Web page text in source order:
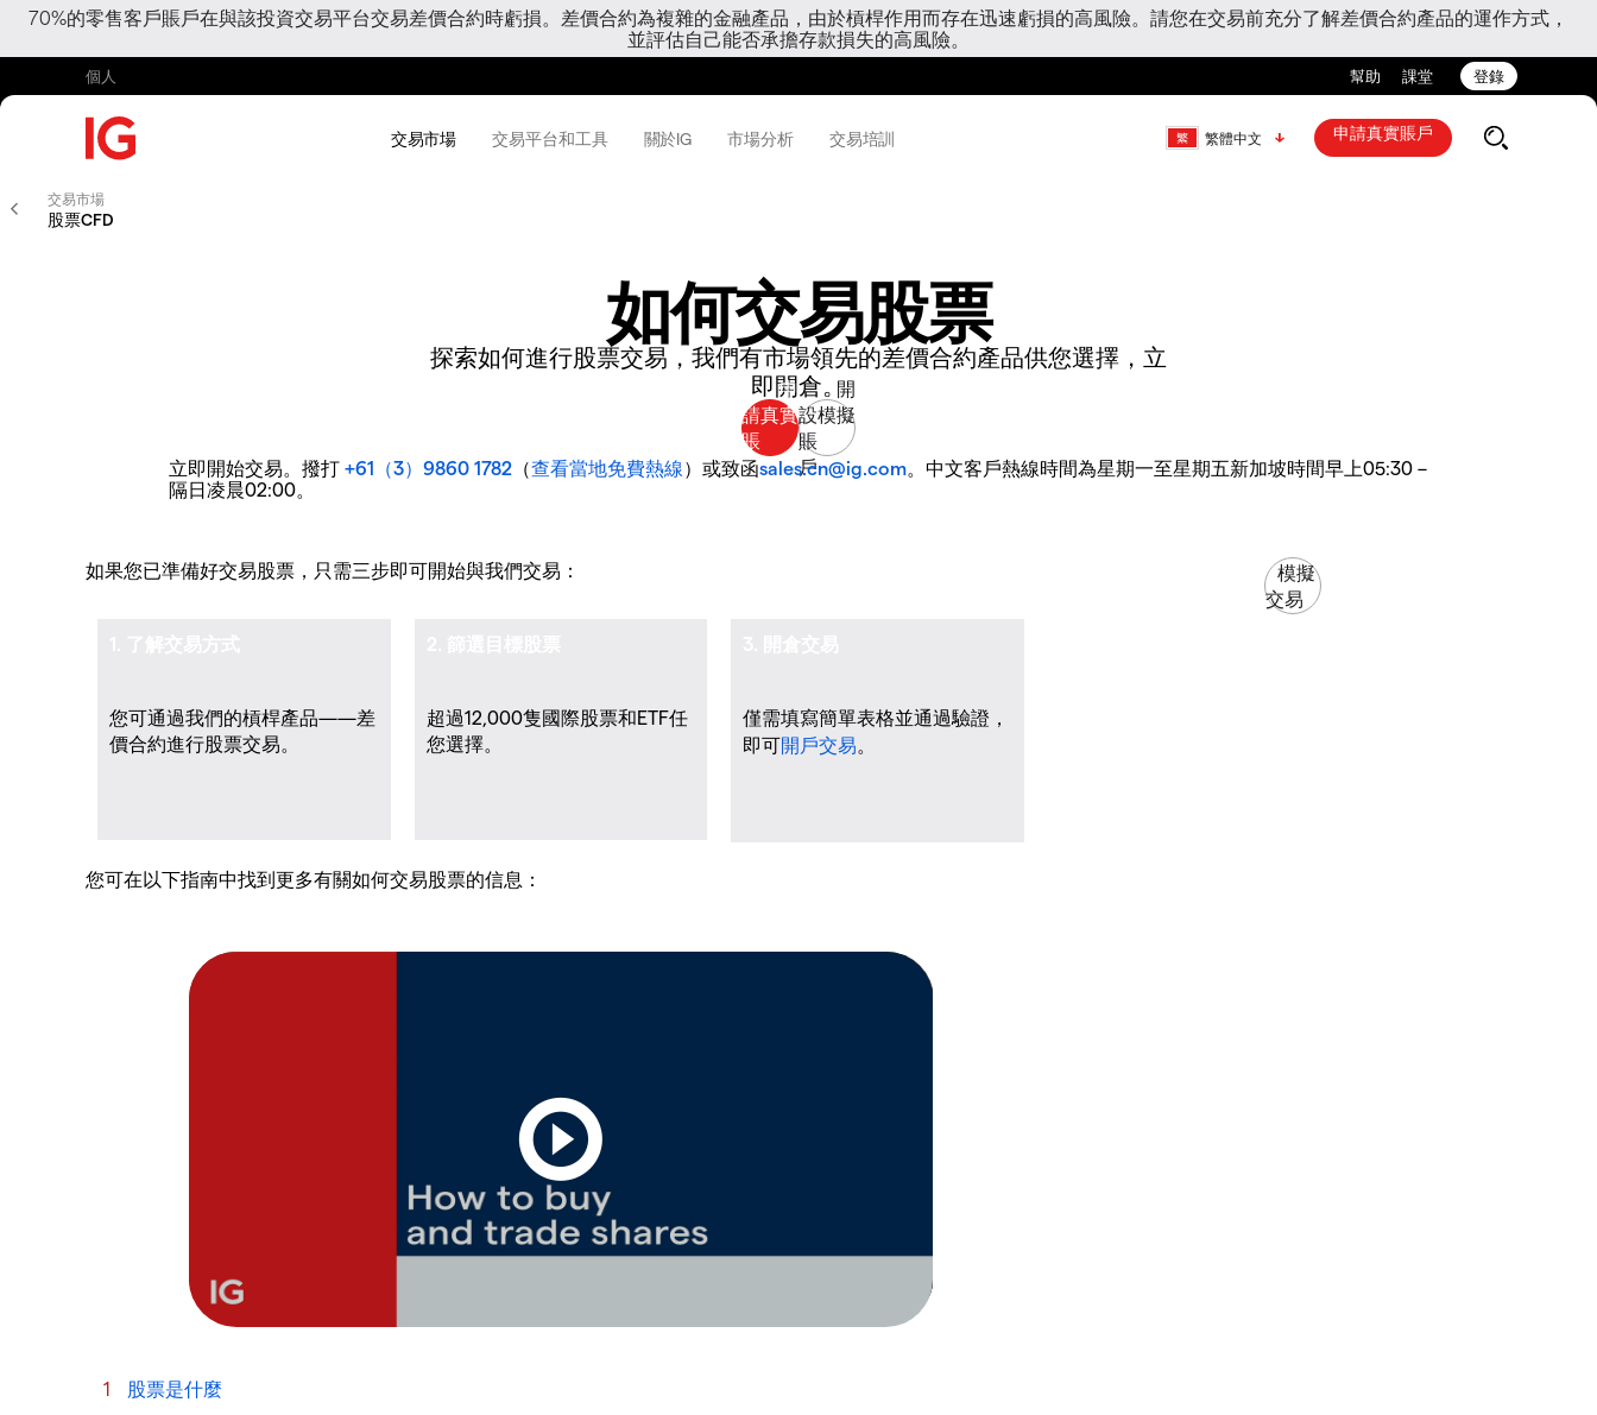
70%的零售客戶賬戶在與該投資交易平台交易差價合約時虧損。差價合約為複雜的金融產品，由於槓桿作用而存在迅速虧損的高風險。請您在交易前充分了解差價合約產品的運作方式，
並評估自己能否承擔存款損失的高風險。
個人 幫助 課堂 登錄
交易市場 交易平台和工具 關於IG 市場分析 交易培訓 繁體中文 申請真實賬戶
交易市場
股票CFD
如何交易股票
探索如何進行股票交易，我們有市場領先的差價合約產品供您選擇，立
即開倉。
立即開始交易。撥打 +61（3）9860 1782 （查看當地免費熱線）或致函sales.cn@ig.com。中文客戶熱線時間為星期一至星期五新加坡時間早上05:30 –
隔日凌晨02:00。
如果您已準備好交易股票，只需三步即可開始與我們交易：
您可通過我們的槓桿產品——差
價合約進行股票交易。
超過12,000隻國際股票和ETF任
您選擇。
僅需填寫簡單表格並通過驗證，
即可開戶交易。
您可在以下指南中找到更多有關如何交易股票的信息：
股票是什麼